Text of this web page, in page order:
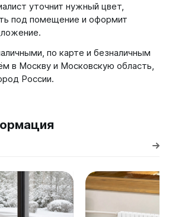
уточнит нужный цвет,
под помещение и оформит
по карте и безналичным
в Москву и Московскую область,
России.